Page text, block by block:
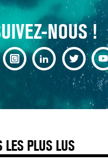
NOUS !
LES PLUS LUS
INSUFFISANCE
CARDIAQUE :
SIGNAUX
AVANT… LA
25 août 2024